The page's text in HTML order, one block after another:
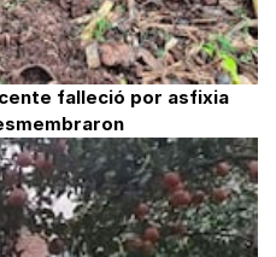
falleció por asfixia